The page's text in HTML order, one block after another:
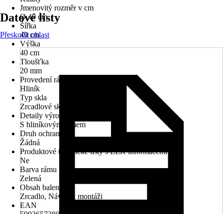
Jmenovitý rozměr v cm
Ø 40 cm
Šířka
40 cm
Výška
40 cm
Tloušťka
20 mm
Provedení rámu
Hliník
Typ skla
Zrcadlové sklo
Detaily výrobku
S hliníkovým rámem
Druh ochrany
Žádná
Produktové technické listy s EEK informacemi
Ne
Barva rámu
Zelená
Obsah balení
Zrcadlo, Návod k montáži
EAN
Datové listy
Přeskočit oblast